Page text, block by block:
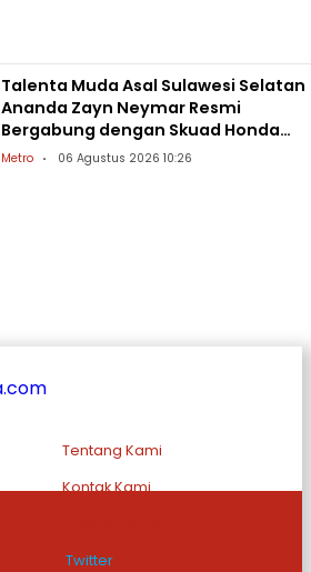
Talenta Muda Asal Sulawesi Selatan
Ananda Zayn Neymar Resmi
Bergabung dengan Skuad Honda
Racing Indonesia
Metro 06 Agustus 2026 10:26
Tentang Kami
Kontak Kami
Twitter